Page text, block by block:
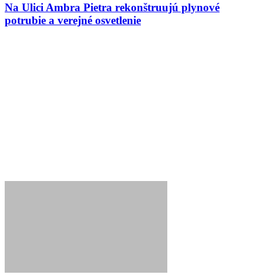
Na Ulici Ambra Pietra rekonštruujú plynové
potrubie a verejné osvetlenie